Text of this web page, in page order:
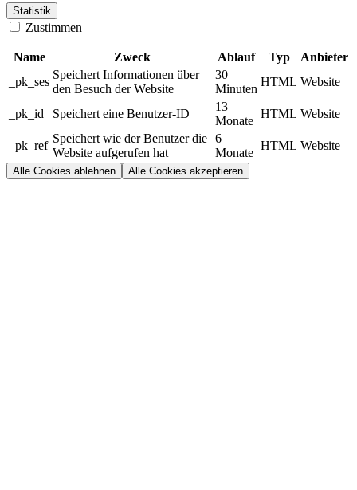
Statistik
Zustimmen
Name Zweck Ablauf Typ
Anbieter
_pk_ses
Speichert Informationen über
den Besuch der Website
30
Minuten
HTML Website
_pk_id Speichert eine Benutzer-ID
13
Monate
HTML Website
_pk_ref
Speichert wie der Benutzer die
Website aufgerufen hat
6
Monate
HTML Website
Alle Cookies ablehnen Alle Cookies akzeptieren